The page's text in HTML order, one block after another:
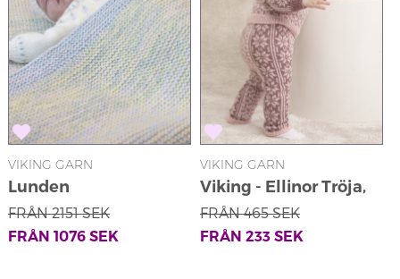
VIKING GARN
Lunden
Lekfilt/Tyngdfilt 2506-
7
FRÅN 2151SEK
FRÅN 1076SEK
VIKING GARN
Viking - Ellinor Tröja,
Byxor och Mössa 2304-
3a
FRÅN 465SEK
FRÅN 233SEK